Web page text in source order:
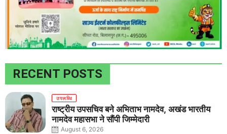
RECENT POSTS
उपलब्धि
राष्ट्रीय उपसचिव बने अभिताभ नामदेव, अखंड भारतीय
नामदेव महासभा ने सौंपी जिम्मेदारी
August 6, 2026